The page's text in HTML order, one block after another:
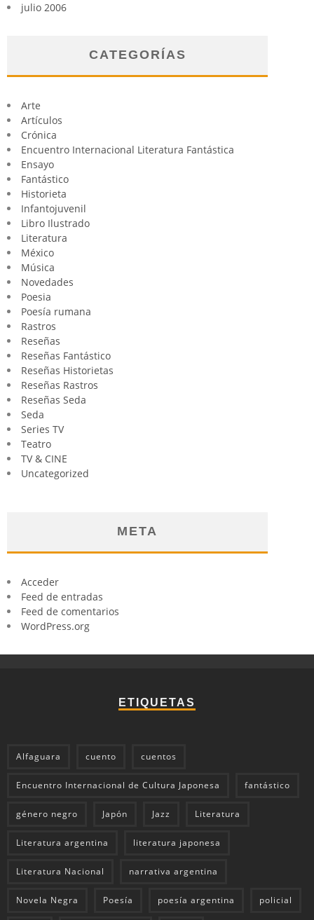
julio 2006
CATEGORÍAS
Arte
Artículos
Crónica
Encuentro Internacional Literatura Fantástica
Ensayo
Fantástico
Historieta
Infantojuvenil
Libro Ilustrado
Literatura
México
Música
Novedades
Poesia
Poesía rumana
Rastros
Reseñas
Reseñas Fantástico
Reseñas Historietas
Reseñas Rastros
Reseñas Seda
Seda
Series TV
Teatro
TV & CINE
Uncategorized
META
Acceder
Feed de entradas
Feed de comentarios
WordPress.org
ETIQUETAS
Alfaguara cuento cuentos
Encuentro Internacional de Cultura Japonesa fantástico
género negro Japón Jazz Literatura
Literatura argentina literatura japonesa
Literatura Nacional narrativa argentina
Novela Negra Poesía poesía argentina policial